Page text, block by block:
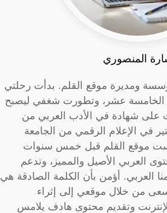
المنصوري
ومديرة موقع القلم. بدأت رحلتي
الخامسة عشر، وتطورت شغفي ليصبح
على شهادة في الأدب العربي من
في الإعلام الرقمي من الجامعة
موقع القلم قبل خمس سنوات
العربي الأصيل والمميز، وتدعم
العربي. أؤمن بأن الكلمة الصادقة هي
من خلال موقعي إلى إثراء
وتقديم محتوى هادف يلامس